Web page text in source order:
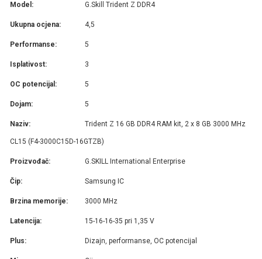
Model: G.Skill Trident Z DDR4
Ukupna ocjena: 4,5
Performanse: 5
Isplativost: 3
OC potencijal: 5
Dojam: 5
Naziv: Trident Z 16 GB DDR4 RAM kit, 2 x 8 GB 3000 MHz
CL15 (F4-3000C15D-16GTZB)
Proizvođač: G.SKILL International Enterprise
Čip: Samsung IC
Brzina memorije: 3000 MHz
Latencija: 15-16-16-35 pri 1,35 V
Plus: Dizajn, performanse, OC potencijal